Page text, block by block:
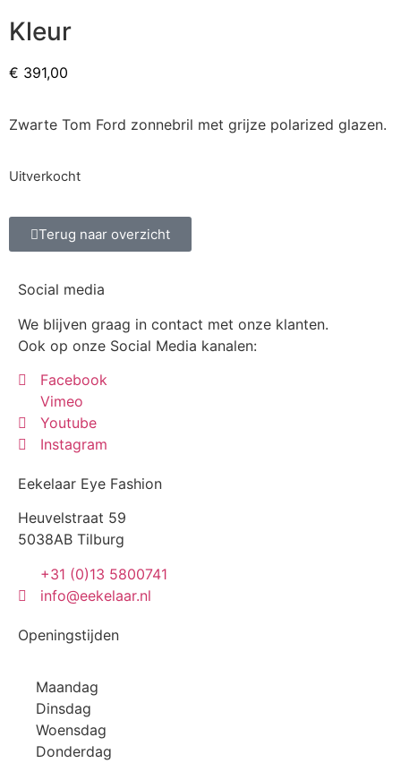
Kleur
€ 391,00
Zwarte Tom Ford zonnebril met grijze polarized glazen.
Uitverkocht
Terug naar overzicht
Social media
We blijven graag in contact met onze klanten.
Ook op onze Social Media kanalen:
Facebook
Vimeo
Youtube
Instagram
Eekelaar Eye Fashion
Heuvelstraat 59
5038AB Tilburg
+31 (0)13 5800741
info@eekelaar.nl
Openingstijden
Maandag
Dinsdag
Woensdag
Donderdag